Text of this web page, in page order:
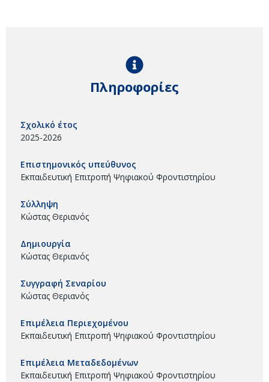
Πληροφορίες
Σχολικό έτος
2025-2026
Επιστημονικός υπεύθυνος
Εκπαιδευτική Επιτροπή Ψηφιακού Φροντιστηρίου
Σύλληψη
Κώστας Θεριανός
Δημιουργία
Κώστας Θεριανός
Συγγραφή Σεναρίου
Κώστας Θεριανός
Επιμέλεια Περιεχομένου
Εκπαιδευτική Επιτροπή Ψηφιακού Φροντιστηρίου
Επιμέλεια Μεταδεδομένων
Εκπαιδευτική Επιτροπή Ψηφιακού Φροντιστηρίου